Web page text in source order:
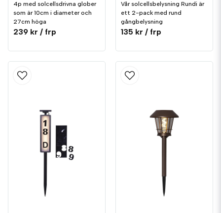
4p med solcellsdrivna glober
som är 10cm i diameter och
27cm höga
239 kr / frp
Vår solcellsbelysning Rundi är
ett 2-pack med rund
gångbelysning
135 kr / frp